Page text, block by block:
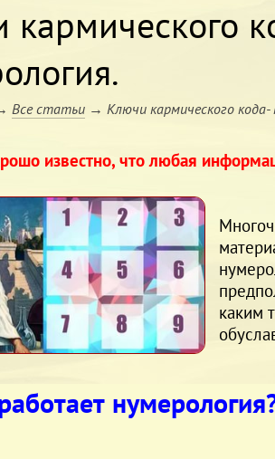
Все статьи → Ключи кармического
известно, что любая
каким